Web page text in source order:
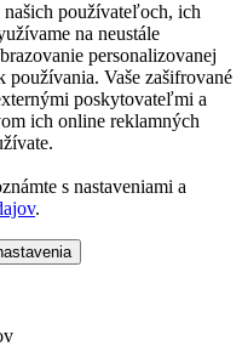
používateľoch, ich
na neustále
personalizovanej
používania. Vaše zašifrované
poskytovateľmi a
ich online reklamných
s nastaveniami a
.